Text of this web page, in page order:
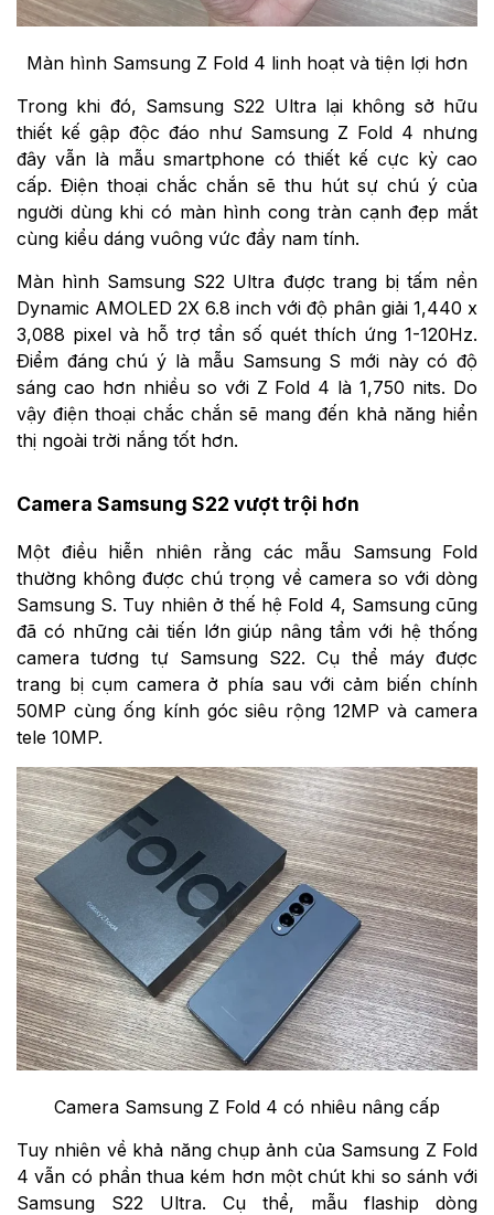
Màn hình Samsung Z Fold 4 linh hoạt và tiện lợi hơn
Trong khi đó, Samsung S22 Ultra lại không sở hữu
thiết kế gập độc đáo như Samsung Z Fold 4 nhưng
đây vẫn là mẫu smartphone có thiết kế cực kỳ cao
cấp. Điện thoại chắc chắn sẽ thu hút sự chú ý của
người dùng khi có màn hình cong tràn cạnh đẹp mắt
cùng kiểu dáng vuông vức đầy nam tính.
Màn hình Samsung S22 Ultra được trang bị tấm nền
Dynamic AMOLED 2X 6.8 inch với độ phân giải 1,440 x
3,088 pixel và hỗ trợ tần số quét thích ứng 1-120Hz.
Điểm đáng chú ý là mẫu Samsung S mới này có độ
sáng cao hơn nhiều so với Z Fold 4 là 1,750 nits. Do
vậy điện thoại chắc chắn sẽ mang đến khả năng hiển
thị ngoài trời nắng tốt hơn.
Camera Samsung S22 vượt trội hơn
Một điều hiễn nhiên rằng các mẫu Samsung Fold
thường không được chú trọng về camera so với dòng
Samsung S. Tuy nhiên ở thế hệ Fold 4, Samsung cũng
đã có những cải tiến lớn giúp nâng tầm với hệ thống
camera tương tự Samsung S22. Cụ thể máy được
trang bị cụm camera ở phía sau với cảm biến chính
50MP cùng ống kính góc siêu rộng 12MP và camera
tele 10MP.
Camera Samsung Z Fold 4 có nhiêu nâng cấp
Tuy nhiên về khả năng chụp ảnh của Samsung Z Fold
4 vẫn có phần thua kém hơn một chút khi so sánh với
Samsung S22 Ultra. Cụ thể, mẫu flaship dòng